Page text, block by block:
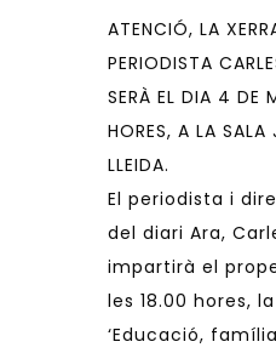
ATENCIÓ, LA
PERIODISTA
SERÀ EL DIA 4 DE
HORES, A LA SALA
LLEIDA.
El periodista i
del diari Ara,
impartirà el
les 18.00 hores,
‘Educació,